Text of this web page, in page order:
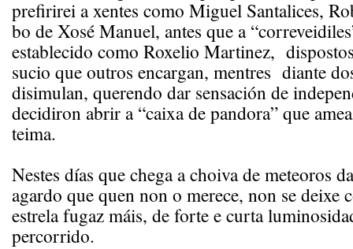
prefirirei a xentes como Miguel Santalices,
bo de Xosé Manuel, antes que a
establecido como Roxelio Martinez,
sucio que outros encargan, mentres diante
disimulan, querendo dar sensación de
decidiron abrir a “caixa de pandora” que
teima.
Nestes días que chega a choiva de meteoros
agardo que quen non o merece, non se deixe
estrela fugaz máis, de forte e curta
percorrido.